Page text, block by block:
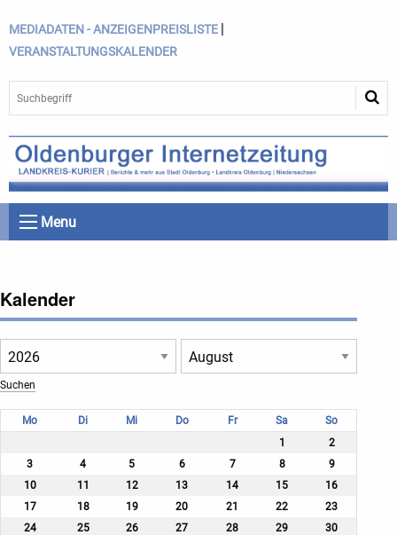
MEDIADATEN - ANZEIGENPREISLISTE |
VERANSTALTUNGSKALENDER
Menu
Kalender
Mo Di Mi Do Fr Sa
So
1
2
3
4 5 6 7 8
9
10
11 12 13 14 15
16
17
18 19 20 21 22
23
24
25 26 27 28 29
30